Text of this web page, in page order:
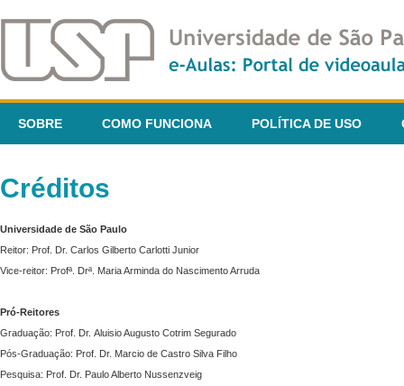
SOBRE COMO FUNCIONA POLÍTICA DE USO
Créditos
Universidade de São Paulo
Reitor: Prof. Dr. Carlos Gilberto Carlotti Junior
Vice-reitor: Profª. Drª. Maria Arminda do Nascimento Arruda
Pró-Reitores
Graduação: Prof. Dr. Aluisio Augusto Cotrim Segurado
Pós-Graduação: Prof. Dr. Marcio de Castro Silva Filho
Pesquisa: Prof. Dr. Paulo Alberto Nussenzveig